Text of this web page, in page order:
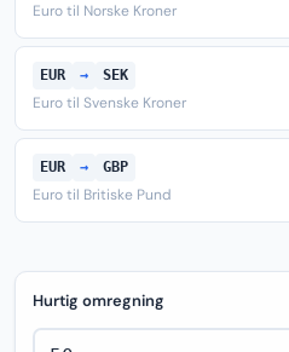
Euro til Norske Kroner
EUR → SEK
Euro til Svenske Kroner
EUR → GBP
Euro til Britiske Pund
Hurtig omregning